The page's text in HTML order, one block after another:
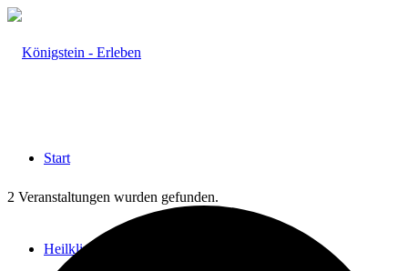
Start
Heilklima
2 Veranstaltungen wurden gefunden.